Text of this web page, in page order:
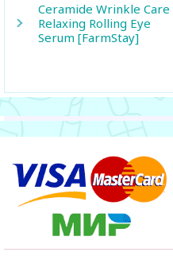
Ceramide Wrinkle Care
Relaxing Rolling Eye
Serum [FarmStay]